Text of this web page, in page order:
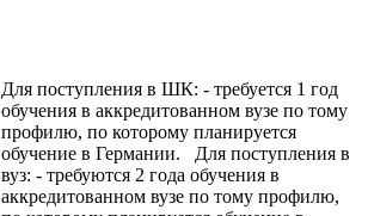
Для поступления в ШК: - требуется 1 год
обучения в аккредитованном вузе по тому
профилю, по которому планируется
обучение в Германии. Для поступления в
вуз: - требуются 2 года обучения в
аккредитованном вузе по тому профилю,